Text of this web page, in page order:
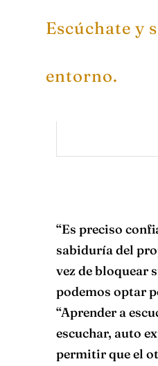
Escúchate y
entorno.
“Es preciso
sabiduría del
vez de bloquear
podemos optar
“Aprender a
escuchar, auto
permitir que el